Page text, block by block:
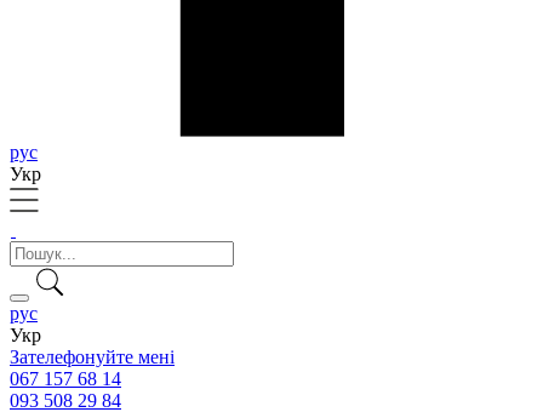
рус
Укр
рус
Укр
Зателефонуйте мені
067 157 68 14
093 508 29 84